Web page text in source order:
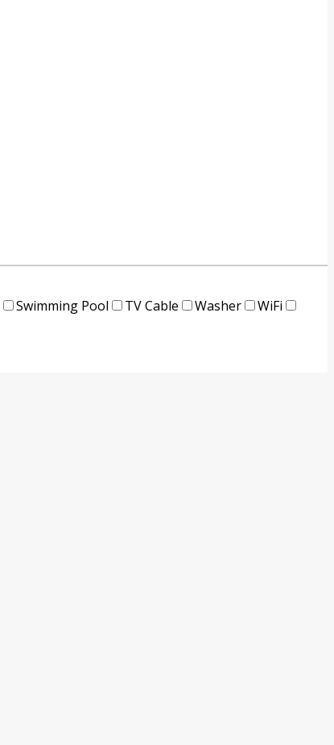
Swimming Pool TV Cable Washer
WiFi